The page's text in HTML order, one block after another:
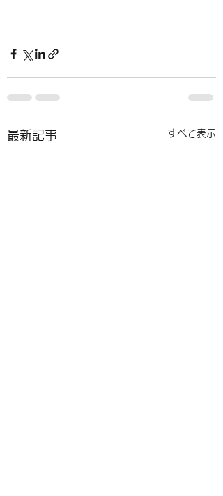
最新記事 すべて表示